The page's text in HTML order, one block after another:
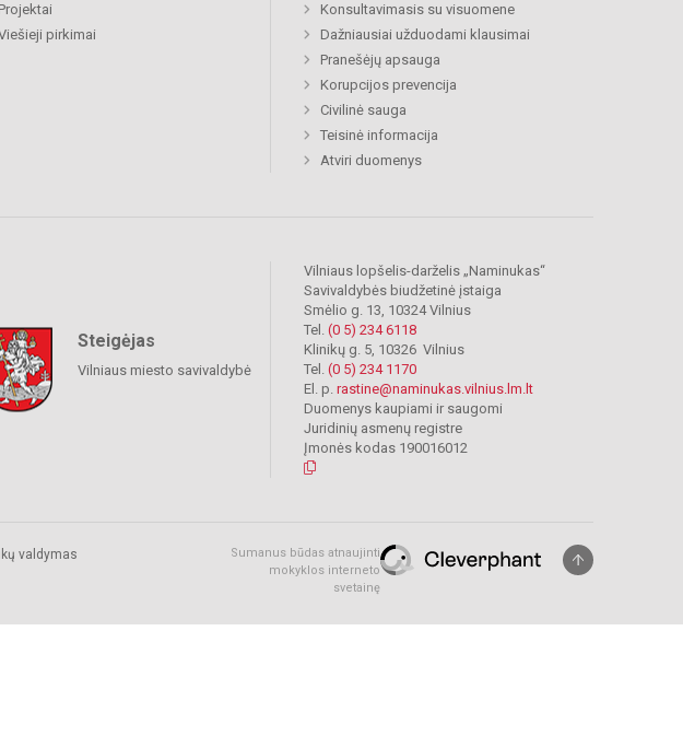
Projektai
pirkimai
Konsultavimasis su visuomene
Dažniausiai užduodami klausimai
Pranešėjų apsauga
Korupcijos prevencija
Civilinė sauga
Teisinė informacija
Atviri duomenys
Steigėjas
Vilniaus miesto savivaldybė
Vilniaus lopšelis-darželis „Naminukas“
Savivaldybės biudžetinė įstaiga
Smėlio g. 13, 10324 Vilnius
Tel. (0 5) 234 6118
Klinikų g. 5, 10326 Vilnius
Tel. (0 5) 234 1170
El. p. rastine@naminukas.vilnius.lm.lt
Duomenys kaupiami ir saugomi
Juridinių asmenų registre
Įmonės kodas 190016012
valdymas
Sumanus būdas atnaujinti
mokyklos interneto
svetainę